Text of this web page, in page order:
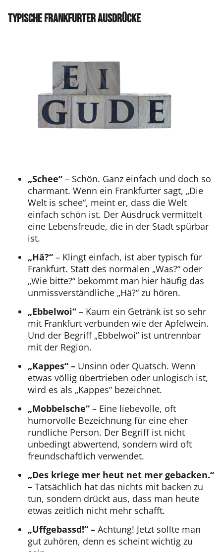
Typische Frankfurter Ausdrücke
„Schee“ – Schön. Ganz einfach und doch so
charmant. Wenn ein Frankfurter sagt, „Die
Welt is schee“, meint er, dass die Welt
einfach schön ist. Der Ausdruck vermittelt
eine Lebensfreude, die in der Stadt spürbar
ist.
„Hä?“ – Klingt einfach, ist aber typisch für
Frankfurt. Statt des normalen „Was?“ oder
„Wie bitte?“ bekommt man hier häufig das
unmissverständliche „Hä?“ zu hören.
„Ebbelwoi“ – Kaum ein Getränk ist so sehr
mit Frankfurt verbunden wie der Apfelwein.
Und der Begriff „Ebbelwoi“ ist untrennbar
mit der Region.
„Kappes“ – Unsinn oder Quatsch. Wenn
etwas völlig übertrieben oder unlogisch ist,
wird es als „Kappes“ bezeichnet.
„Mobbelsche“ – Eine liebevolle, oft
humorvolle Bezeichnung für eine eher
rundliche Person. Der Begriff ist nicht
unbedingt abwertend, sondern wird oft
freundschaftlich verwendet.
„Des kriege mer heut net mer gebacken.“
– Tatsächlich hat das nichts mit backen zu
tun, sondern drückt aus, dass man heute
etwas zeitlich nicht mehr schafft.
„Uffgebassd!“ – Achtung! Jetzt sollte man
gut zuhören, denn es scheint wichtig zu